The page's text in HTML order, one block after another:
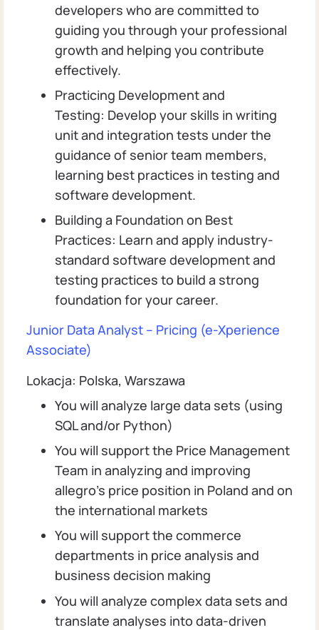
developers who are committed to
guiding you through your professional
growth and helping you contribute
effectively.
Practicing Development and
Testing: Develop your skills in writing
unit and integration tests under the
guidance of senior team members,
learning best practices in testing and
software development.
Building a Foundation on Best
Practices: Learn and apply industry-
standard software development and
testing practices to build a strong
foundation for your career.
Junior Data Analyst – Pricing (e-Xperience
Associate)
Lokacja: Polska, Warszawa
You will analyze large data sets (using
SQL and/or Python)
You will support the Price Management
Team in analyzing and improving
allegro’s price position in Poland and on
the international markets
You will support the commerce
departments in price analysis and
business decision making
You will analyze complex data sets and
translate analyses into data-driven